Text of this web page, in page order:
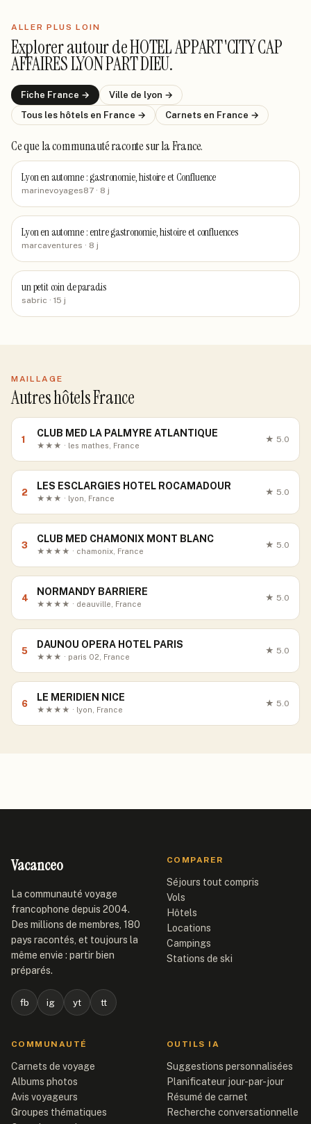
ALLER PLUS LOIN
Explorer autour deHOTEL APPART'CITY CAP
AFFAIRES LYON PART DIEU.
Fiche France → Ville de lyon →
Tous les hôtels en France → Carnets en France →
Ce que la communauté racontesur la France.
Lyon en automne : gastronomie, histoire et Confluence
marinevoyages87 · 8 j
Lyon en automne : entre gastronomie, histoire et confluences
marcaventures · 8 j
un petit coin de paradis
sabric · 15 j
MAILLAGE
Autres hôtels France
1
CLUB MED LA PALMYRE ATLANTIQUE
★★★ · les mathes, France
★ 5.0
2
LES ESCLARGIES HOTEL ROCAMADOUR
★★★ · lyon, France
★ 5.0
3
CLUB MED CHAMONIX MONT BLANC
★★★★ · chamonix, France
★ 5.0
4
NORMANDY BARRIERE
★★★★ · deauville, France
★ 5.0
5
DAUNOU OPERA HOTEL PARIS
★★★ · paris 02, France
★ 5.0
6
LE MERIDIEN NICE
★★★★ · lyon, France
★ 5.0
Vacanceo
La communauté voyage
francophone depuis 2004.
Des millions de membres, 180
pays racontés, et toujours la
même envie : partir bien
préparés.
fb ig yt tt
COMPARER
Séjours tout compris
Vols
Hôtels
Locations
Campings
Stations de ski
COMMUNAUTÉ
Carnets de voyage
Albums photos
Avis voyageurs
Groupes thématiques
OUTILS IA
Suggestions personnalisées
Planificateur jour-par-jour
Résumé de carnet
Recherche conversationnelle